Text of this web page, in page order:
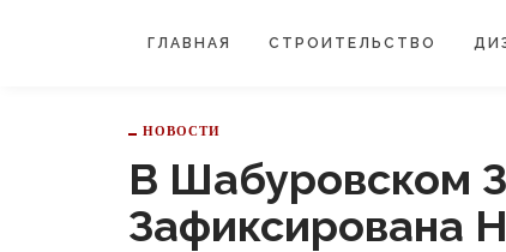
ГЛАВНАЯ СТРОИТЕЛЬСТВО
НОВОСТИ
В Шабуровском
Зафиксирована